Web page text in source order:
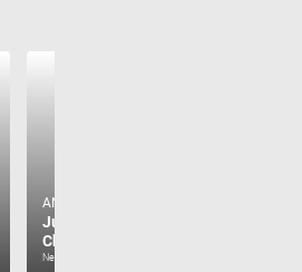
ANIMATIONSSERIE
Jurassic World: Die
Chaostheorie
Netflix